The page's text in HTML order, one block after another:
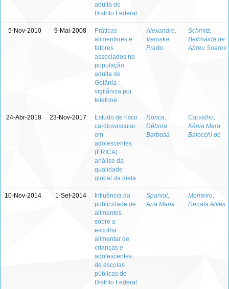
adulta do
Distrito Federal
5-Nov-2010 9-Mai-2008
Práticas
alimentares e
fatores
associados na
população
adulta de
Goiânia :
vigilância por
telefone
Alexandre,
Veruska
Prado
Schmitz,
Bethsáida de
Abreu Soares
24-Abr-2018 23-Nov-2017
Estudo de risco
cardiovascular
em
adolescentes
(ERICA) :
análise da
qualidade
global da dieta
Ronca,
Débora
Barbosa
Carvalho,
Kênia Mara
Baiocchi de
10-Nov-2014 1-Set-2014
Influência da
publicidade de
alimentos
sobre a
escolha
alimentar de
crianças e
adolescentes
de escolas
públicas do
Distrito Federal
Spaniol,
Ana Maria
Monteiro,
Renata Alves